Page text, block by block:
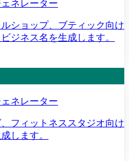
ショップ、ブティック向け
ジネス名を生成します。
ネレーター
フィットネススタジオ向け
します。